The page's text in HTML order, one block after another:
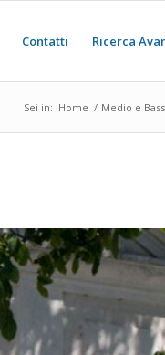
Contatti Ricerca
Sei in: Home / Medio e